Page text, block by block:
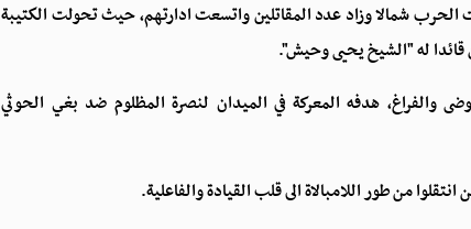
شمالا وزاد عدد المقاتلين واتسعت ادارتهم، حيث تحولت الكتيبة
قائدا له "الشيخ يحيى وحيش".
والفراغ، هدفه المعركة في الميدان لنصرة المظلوم ضد بغي الحوثي
من طور اللامبالاة الى قلب القيادة والفاعلية.